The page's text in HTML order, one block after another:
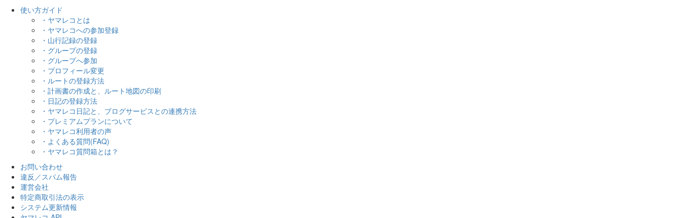
使い方ガイド
・ヤマレコとは
・ヤマレコへの参加登録
・山行記録の登録
・グループの登録
・グループへ参加
・プロフィール変更
・ルートの登録方法
・計画書の作成と、ルート地図の印刷
・日記の登録方法
・ヤマレコ日記と、ブログサービスとの連携方法
・プレミアムプランについて
・ヤマレコ利用者の声
・よくある質問(FAQ)
・ヤマレコ質問箱とは？
お問い合わせ
違反／スパム報告
運営会社
特定商取引法の表示
システム更新情報